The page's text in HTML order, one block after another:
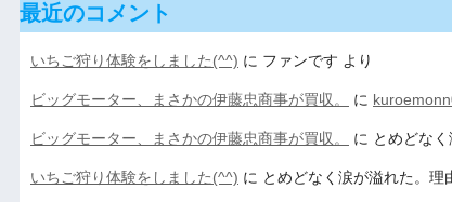
最近のコメント
いちご狩り体験をしました(^^) に ファンです より
ビッグモーター、まさかの伊藤忠商事が買収。 に
ビッグモーター、まさかの伊藤忠商事が買収。 に とめどな
いちご狩り体験をしました(^^) に とめどなく涙が溢れた。理